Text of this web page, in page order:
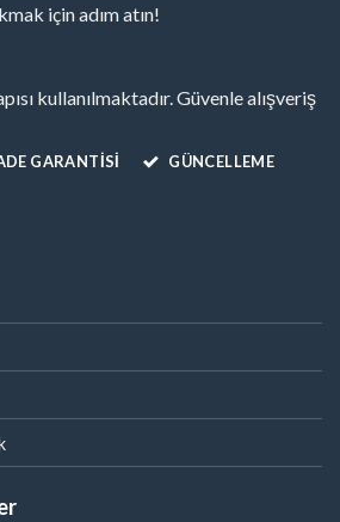
için adım atın!
kullanılmaktadır. Güvenle alışveriş
GARANTİSİ GÜNCELLEME